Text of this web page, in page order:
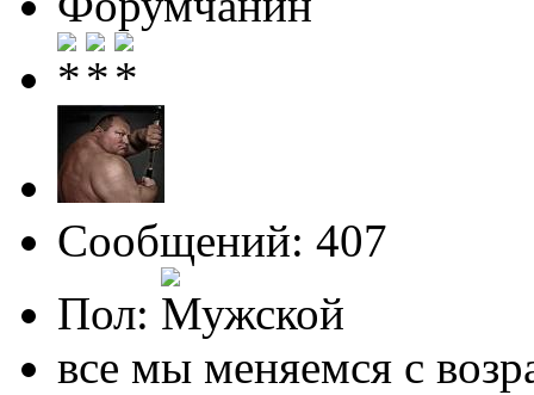
Сообщений: 407
Пол:
все мы меняемся с